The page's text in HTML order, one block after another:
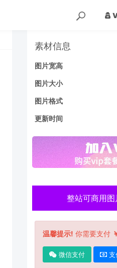
素材信息
图片宽高
图片大小
图片格式
更新时间
整站可商用
温馨提示! 你需要支付
微信支付 支